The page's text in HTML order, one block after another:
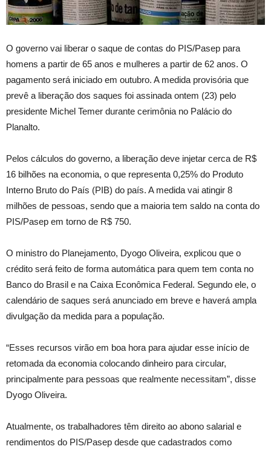
O governo vai liberar o saque de contas do PIS/Pasep para
homens a partir de 65 anos e mulheres a partir de 62 anos. O
pagamento será iniciado em outubro. A medida provisória que
prevê a liberação dos saques foi assinada ontem (23) pelo
presidente Michel Temer durante cerimônia no Palácio do
Planalto.
Pelos cálculos do governo, a liberação deve injetar cerca de R$
16 bilhões na economia, o que representa 0,25% do Produto
Interno Bruto do País (PIB) do país. A medida vai atingir 8
milhões de pessoas, sendo que a maioria tem saldo na conta do
PIS/Pasep em torno de R$ 750.
O ministro do Planejamento, Dyogo Oliveira, explicou que o
crédito será feito de forma automática para quem tem conta no
Banco do Brasil e na Caixa Econômica Federal. Segundo ele, o
calendário de saques será anunciado em breve e haverá ampla
divulgação da medida para a população.
“Esses recursos virão em boa hora para ajudar esse início de
retomada da economia colocando dinheiro para circular,
principalmente para pessoas que realmente necessitam”, disse
Dyogo Oliveira.
Atualmente, os trabalhadores têm direito ao abono salarial e
rendimentos do PIS/Pasep desde que cadastrados como